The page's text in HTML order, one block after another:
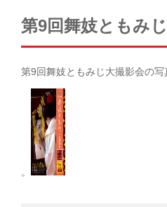
第9回舞妓ともみ
第9回舞妓ともみじ大撮影会の写
。